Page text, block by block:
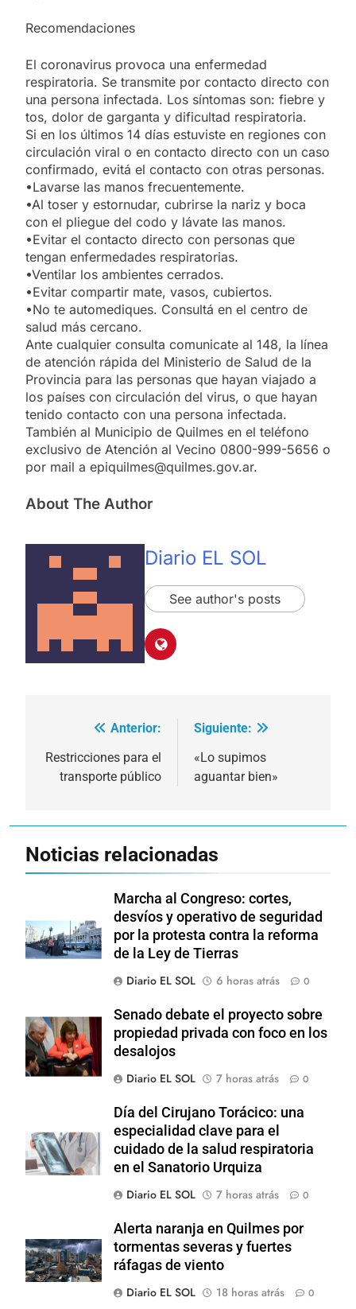
Recomendaciones
El coronavirus provoca una enfermedad
respiratoria. Se transmite por contacto directo con
una persona infectada. Los síntomas son: fiebre y
tos, dolor de garganta y dificultad respiratoria.
Si en los últimos 14 días estuviste en regiones con
circulación viral o en contacto directo con un caso
confirmado, evitá el contacto con otras personas.
•Lavarse las manos frecuentemente.
•Al toser y estornudar, cubrirse la nariz y boca
con el pliegue del codo y lávate las manos.
•Evitar el contacto directo con personas que
tengan enfermedades respiratorias.
•Ventilar los ambientes cerrados.
•Evitar compartir mate, vasos, cubiertos.
•No te automediques. Consultá en el centro de
salud más cercano.
Ante cualquier consulta comunicate al 148, la línea
de atención rápida del Ministerio de Salud de la
Provincia para las personas que hayan viajado a
los países con circulación del virus, o que hayan
tenido contacto con una persona infectada.
También al Municipio de Quilmes en el teléfono
exclusivo de Atención al Vecino 0800-999-5656 o
por mail a epiquilmes@quilmes.gov.ar.
About The Author
Diario EL SOL
See author's posts
Navegación
de
entradas
Anterior:
Restricciones para el
transporte público
Siguiente:
«Lo supimos
aguantar bien»
Noticias relacionadas
Marcha al Congreso: cortes,
desvíos y operativo de seguridad
por la protesta contra la reforma
de la Ley de Tierras
Diario EL SOL
6 horas atrás 0
Senado debate el proyecto sobre
propiedad privada con foco en los
desalojos
Diario EL SOL
7 horas atrás 0
Día del Cirujano Torácico: una
especialidad clave para el
cuidado de la salud respiratoria
en el Sanatorio Urquiza
Diario EL SOL
7 horas atrás 0
Alerta naranja en Quilmes por
tormentas severas y fuertes
ráfagas de viento
Diario EL SOL
18 horas atrás 0